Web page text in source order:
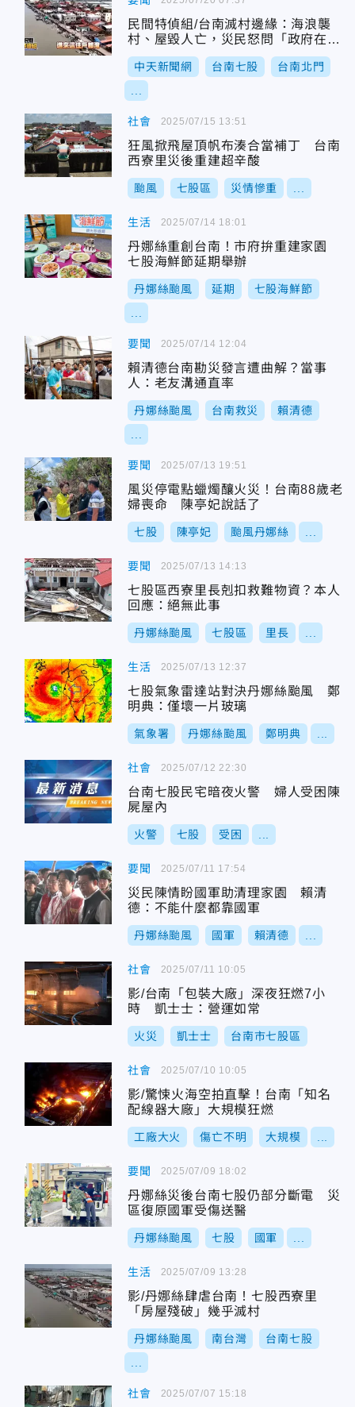
民間特偵組/台南滅村邊緣：海浪襲
村、屋毀人亡，災民怒問「政府在
哪？」
中天新聞網 台南七股 台南北門
社會
狂風掀飛屋頂帆布湊合當補丁 台南
西寮里災後重建超辛酸
颱風 七股區 災情慘重
2025/07/15 13:51
生活
丹娜絲重創台南！市府拚重建家園
七股海鮮節延期舉辦
丹娜絲颱風 延期 七股海鮮節
2025/07/14 18:01
要聞
賴清德台南勘災發言遭曲解？當事
人：老友溝通直率
丹娜絲颱風 台南救災 賴清德
2025/07/14 12:04
要聞
風災停電點蠟燭釀火災！台南88歲老
婦喪命 陳亭妃說話了
七股 陳亭妃 颱風丹娜絲
2025/07/13 19:51
要聞
七股區西寮里長剋扣救難物資？本人
回應：絕無此事
丹娜絲颱風 七股區 里長
2025/07/13 14:13
生活
七股氣象雷達站對決丹娜絲颱風 鄭
明典：僅壞一片玻璃
氣象署 丹娜絲颱風 鄭明典
2025/07/13 12:37
社會
台南七股民宅暗夜火警 婦人受困陳
屍屋內
火警 七股 受困
2025/07/12 22:30
要聞
災民陳情盼國軍助清理家園 賴清
德：不能什麼都靠國軍
丹娜絲颱風 國軍 賴清德
2025/07/11 17:54
社會
影/台南「包裝大廠」深夜狂燃7小
時 凱士士：營運如常
火災 凱士士 台南市七股區
2025/07/11 10:05
社會
影/驚悚火海空拍直擊！台南「知名
配線器大廠」大規模狂燃
工廠大火 傷亡不明 大規模
2025/07/10 10:05
要聞
丹娜絲災後台南七股仍部分斷電 災
區復原國軍受傷送醫
丹娜絲颱風 七股 國軍
2025/07/09 18:02
生活
影/丹娜絲肆虐台南！七股西寮里
「房屋殘破」幾乎滅村
丹娜絲颱風 南台灣 台南七股
2025/07/09 13:28
社會 2025/07/07 15:18